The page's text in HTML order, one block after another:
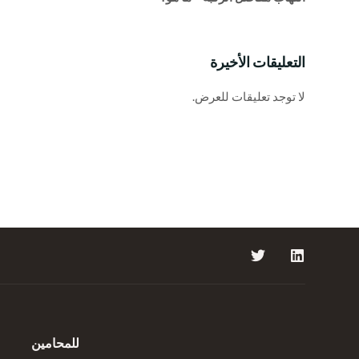
التعليقات الأخيرة
لا توجد تعليقات للعرض.
للمحامين